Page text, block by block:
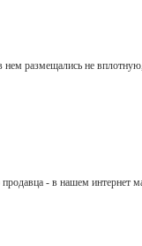
нем размещались не
- в нашем интернет